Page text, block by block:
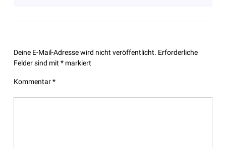
Deine E-Mail-Adresse wird nicht veröffentlicht. Erforderliche
Felder sind mit * markiert
Kommentar*